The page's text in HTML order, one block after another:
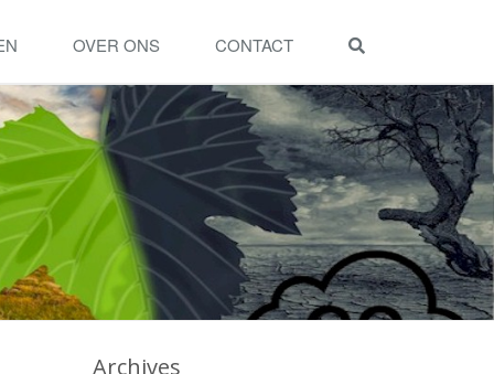
OVER ONS CONTACT
Archives